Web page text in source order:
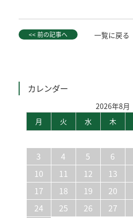
<< 前の記事へ 一覧に戻る
カレンダー
2026年8月
月
火 水 木
3
4 5 6
10
11 12 13
17
18 19 20
24
25 26 27